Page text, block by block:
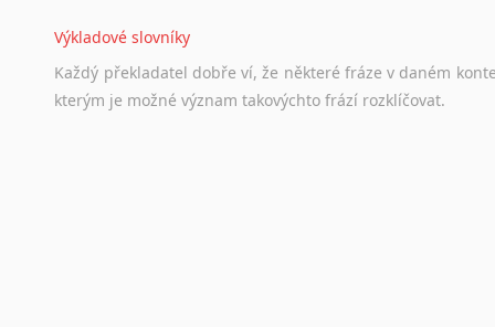
Výkladové slovníky
Každý překladatel dobře ví, že některé fráze v daném
kterým je možné význam takovýchto frází rozklíčovat.